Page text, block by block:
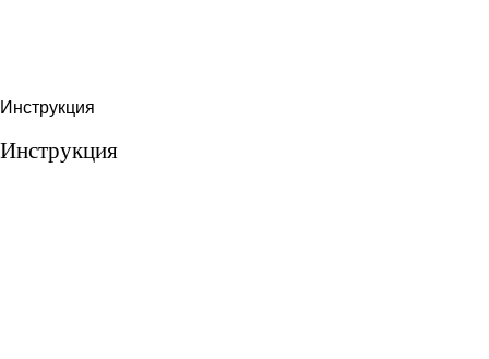
Инструкция
Инструкция